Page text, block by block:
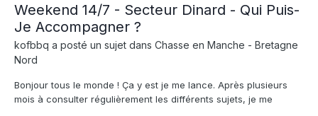
Weekend 14/7 - Secteur Dinard - Qui Puis-
Je Accompagner ?
kofbbq a posté un sujet dans Chasse en Manche - Bretagne
Nord
Bonjour tous le monde ! Ça y est je me lance. Après plusieurs
mois à consulter régulièrement les différents sujets, je me